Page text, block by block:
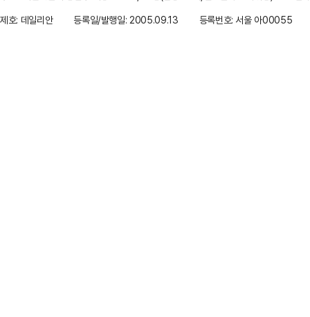
제호: 데일리안
등록일/발행일: 2005.09.13 등록번호: 서울 아00055